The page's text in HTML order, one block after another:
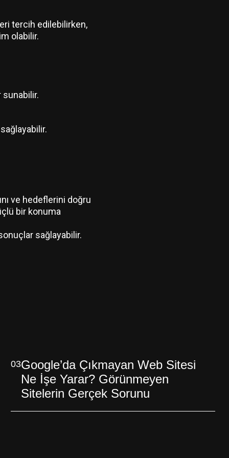
tercih edilebilirken,
olabilir.
sunabilir.
ve hedeflerini doğru
bir konuma
sağlayabilir.
03Google’da Çıkmayan Web Sitesi
Ne İşe Yarar? Görünmeyen
Sitelerin Gerçek Sorunu